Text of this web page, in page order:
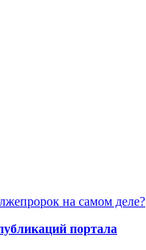
на самом деле?
портала